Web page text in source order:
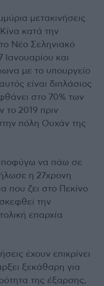
μετακινήσεις
κατά την
Νέο Σεληνιακό
Ιανουαρίου και
με το υπουργείο
είναι διπλάσιος
στο 70% των
το 2019 πριν
πόλη Ουχάν της
να πάω σε
η 27χρονη
που ζει στο Πεκίνο
την
επαρχία
έχουν επικρίνει
ξεκάθαρη για
της έξαρσης,